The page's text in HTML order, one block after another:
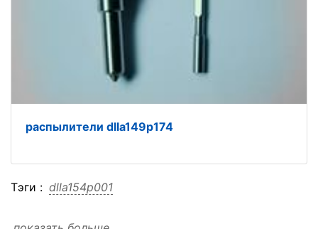
распылители dlla149p174
Тэги : dlla154p001